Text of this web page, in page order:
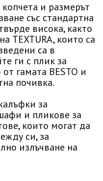
и размерът
със стандартна
висока, както
TEXTURA, които са
са в
ги с плик за
гамата BESTO и
почивка.
за
и пликове за
които могат да
си, за
излъчване на